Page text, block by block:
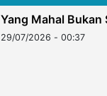
Yang Mahal Bukan
29/07/2026 - 00:37